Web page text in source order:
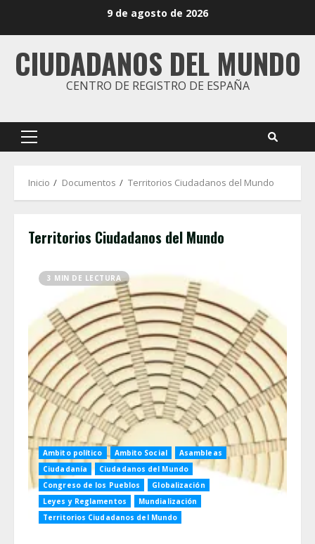
9 de agosto de 2026
CIUDADANOS DEL MUNDO
CENTRO DE REGISTRO DE ESPAÑA
Menú
Inicio Documentos Territorios Ciudadanos del Mundo
Territorios Ciudadanos del Mundo
3 MIN DE LECTURA
Ambito político Ambito Social
Asambleas
Ciudadanía
Ciudadanos del Mundo
Congreso de los Pueblos
Globalización
Leyes y Reglamentos
Mundialización
Territorios Ciudadanos del Mundo